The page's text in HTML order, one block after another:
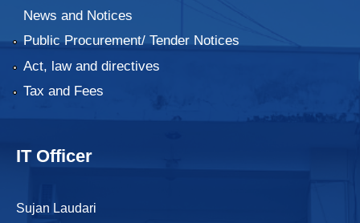
News and Notices
Public Procurement/ Tender Notices
Act, law and directives
Tax and Fees
IT Officer
Sujan Laudari